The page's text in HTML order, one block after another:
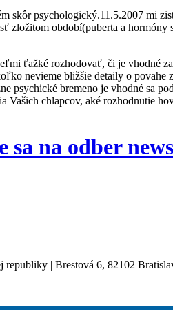
skôr psychologický.11.5.2007 mi
zložitom období(puberta a
ťažké rozhodovať, či je vhodné
nevieme bližšie detaily o povahe
psychické bremeno je vhodné sa
Vašich chlapcov, aké rozhodnutie
sa na odber
republiky | Brestová 6, 82102